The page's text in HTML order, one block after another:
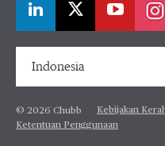
Indonesia
© 2026 Chubb
Kebijakan
Ketentuan Penggunaan